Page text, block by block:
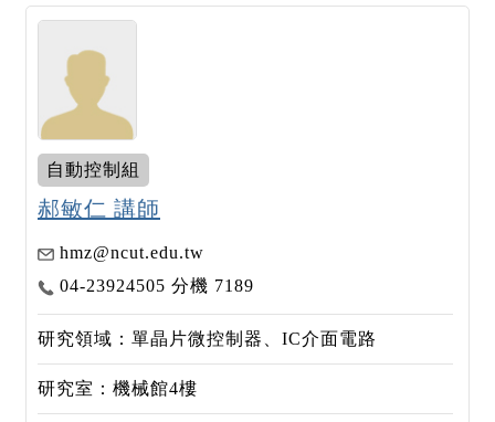
自動控制組
郝敏仁 講師
hmz@ncut.edu.tw
04-23924505 分機 7189
研究領域：單晶片微控制器、IC介面電路
研究室：機械館4樓